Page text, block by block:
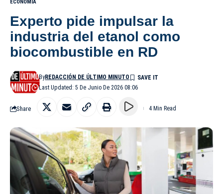
ECONOMÍA
Experto pide impulsar la
industria del etanol como
biocombustible en RD
Last Updated: 5 De Junio De 2026 08:06
ByREDACCIÓN DE ÚLTIMO MINUTO
Share 4 Min Read